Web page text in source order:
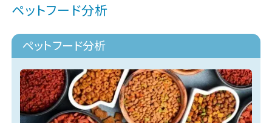
ペットフード分析
ペットフード分析